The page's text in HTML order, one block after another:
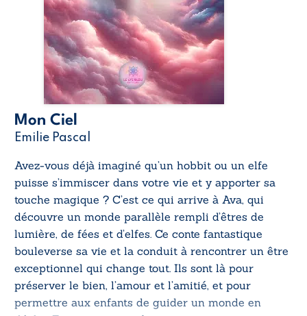
Mon Ciel
Emilie Pascal
Avez-vous déjà imaginé qu’un hobbit ou un elfe
puisse s’immiscer dans votre vie et y apporter sa
touche magique ? C’est ce qui arrive à Ava, qui
découvre un monde parallèle rempli d’êtres de
lumière, de fées et d’elfes. Ce conte fantastique
bouleverse sa vie et la conduit à rencontrer un être
exceptionnel qui change tout. Ils sont là pour
préserver le bien, l’amour et l’amitié, et pour
permettre aux enfants de guider un monde en